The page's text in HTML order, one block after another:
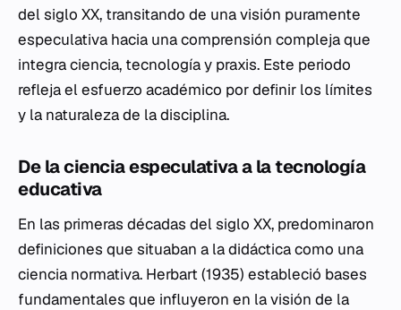
del siglo XX, transitando de una visión puramente
especulativa hacia una comprensión compleja que
integra ciencia, tecnología y praxis. Este periodo
refleja el esfuerzo académico por definir los límites
y la naturaleza de la disciplina.
De la ciencia especulativa a la tecnología
educativa
En las primeras décadas del siglo XX, predominaron
definiciones que situaban a la didáctica como una
ciencia normativa. Herbart (1935) estableció bases
fundamentales que influyeron en la visión de la